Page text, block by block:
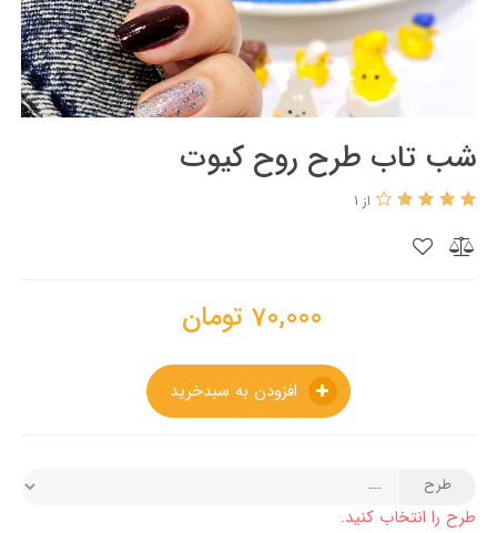
شب تاب طرح روح کیوت
از 1
70,000 تومان
طرح
طرح را انتخاب کنید.